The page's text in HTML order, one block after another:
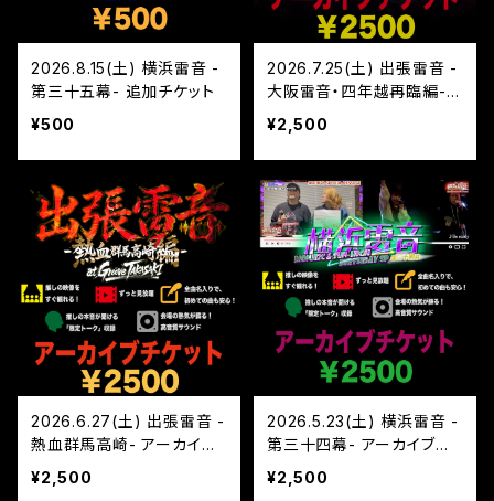
2026.8.15(土) 横浜雷音 -
第三十五幕- 追加チケット
¥500
2026.7.25(土) 出張雷音 -
大阪雷音・四年越再臨編-
アーカイブチケット
¥2,500
2026.6.27(土) 出張雷音 -
熱血群馬高崎- アーカイブ
チケット
¥2,500
2026.5.23(土) 横浜雷音 -
第三十四幕- アーカイブチ
ケット
¥2,500